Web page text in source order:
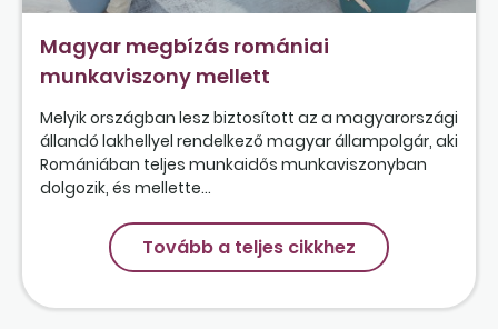
Magyar megbízás romániai
munkaviszony mellett
Melyik országban lesz biztosított az a magyarországi
állandó lakhellyel rendelkező magyar állampolgár, aki
Romániában teljes munkaidős munkaviszonyban
dolgozik, és mellette...
Tovább a teljes cikkhez